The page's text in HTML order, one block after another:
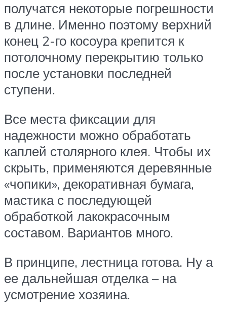
получатся некоторые погрешности
в длине. Именно поэтому верхний
конец 2-го косоура крепится к
потолочному перекрытию только
после установки последней
ступени.
Все места фиксации для
надежности можно обработать
каплей столярного клея. Чтобы их
скрыть, применяются деревянные
«чопики», декоративная бумага,
мастика с последующей
обработкой лакокрасочным
составом. Вариантов много.
В принципе, лестница готова. Ну а
ее дальнейшая отделка – на
усмотрение хозяина.